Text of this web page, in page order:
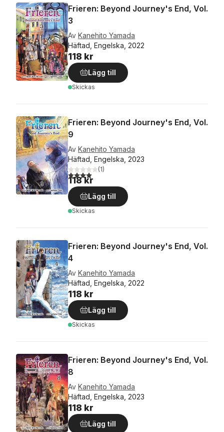
Frieren: Beyond Journey's End, Vol.
3
Av Kanehito Yamada
Häftad, Engelska, 2022
118 kr
Lägg till
Skickas
Frieren: Beyond Journey's End, Vol.
9
Av Kanehito Yamada
Häftad, Engelska, 2023
4,0utav 5 stjärnor. Totalt antal röster:
(1)
118 kr
Lägg till
Skickas
Frieren: Beyond Journey's End, Vol.
4
Av Kanehito Yamada
Häftad, Engelska, 2022
118 kr
Lägg till
Skickas
Frieren: Beyond Journey's End, Vol.
8
Av Kanehito Yamada
Häftad, Engelska, 2023
118 kr
Lägg till